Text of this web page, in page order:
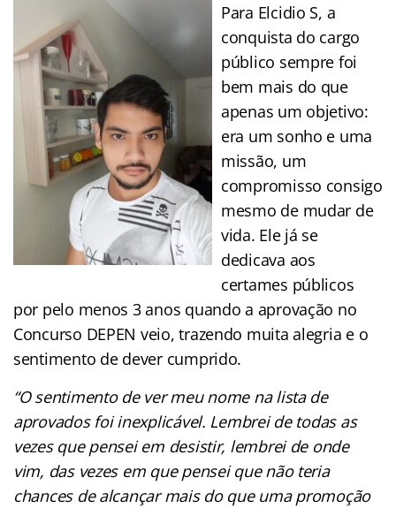
Para Elcidio S, a
conquista do cargo
público sempre foi
bem mais do que
apenas um objetivo:
era um sonho e uma
missão, um
compromisso consigo
mesmo de mudar de
vida. Ele já se
dedicava aos
certames públicos
por pelo menos 3 anos quando a aprovação no
Concurso DEPEN veio, trazendo muita alegria e o
sentimento de dever cumprido.
“O sentimento de ver meu nome na lista de
aprovados foi inexplicável. Lembrei de todas as
vezes que pensei em desistir, lembrei de onde
vim, das vezes em que pensei que não teria
chances de alcançar mais do que uma promoção